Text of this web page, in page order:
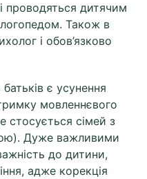
проводяться дитячим
Також в
і обов’язково
є усунення
мовленнєвого
стосується сімей з
Дуже важливими
до дитини,
адже корекція